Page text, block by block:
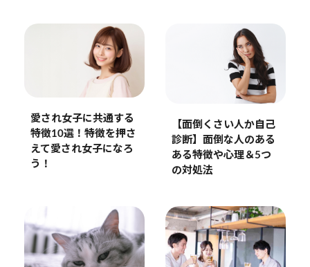
愛され女子に共通する
特徴10選！特徴を押さ
えて愛され女子になろ
う！
【面倒くさい人か自己
診断】面倒な人のある
ある特徴や心理＆5つ
の対処法